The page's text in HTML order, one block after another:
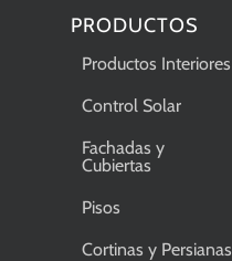
PRODUCTOS
Productos Interiores
Control Solar
Fachadas y
Cubiertas
Pisos
Cortinas y Persianas